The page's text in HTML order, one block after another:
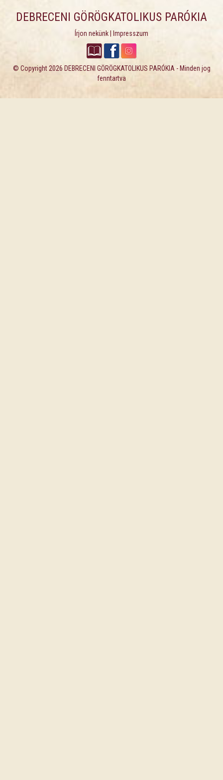
DEBRECENI GÖRÖGKATOLIKUS PARÓKIA
Írjon nekünk Impresszum
© Copyright 2026 DEBRECENI GÖRÖGKATOLIKUS PARÓKIA- Minden jog
fenntartva